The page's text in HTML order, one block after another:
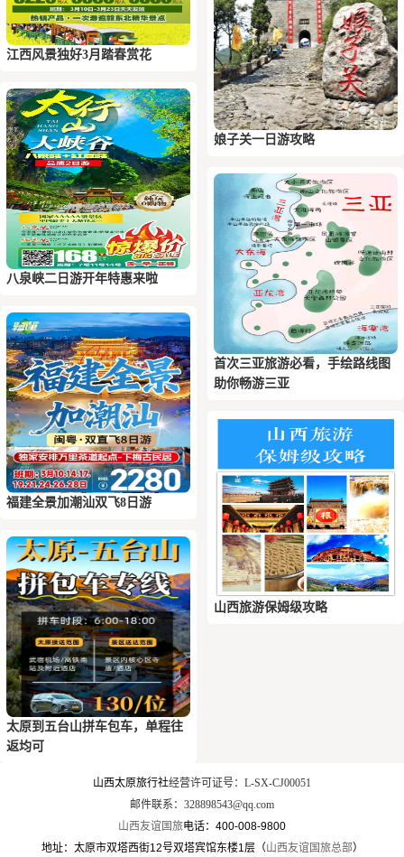
江西风景独好3月踏春赏花
八泉峡二日游开年特惠来啦
福建全景加潮汕双飞8日游
太原到五台山拼车包车，单程往
返均可
娘子关一日游攻略
首次三亚旅游必看，手绘路线图
助你畅游三亚
山西旅游保姆级攻略
山西太原旅行社经营许可证号：L-SX-CJ00051
邮件联系：328898543@qq.com
山西友谊国旅电话：400-008-9800
地址：太原市双塔西街12号双塔宾馆东楼1层（山西友谊国旅总部）